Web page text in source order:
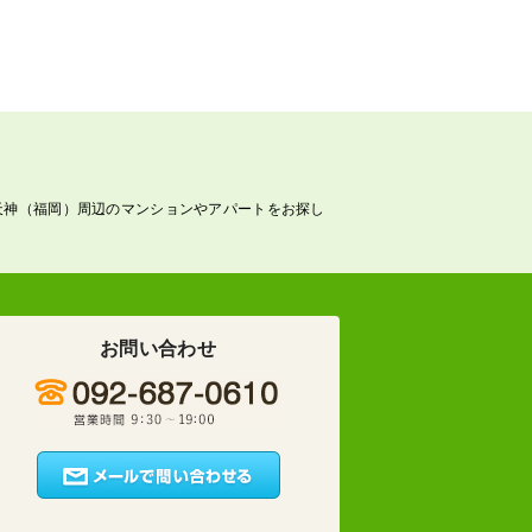
（福岡）周辺のマンションやアパートをお探し
お問い合わせ